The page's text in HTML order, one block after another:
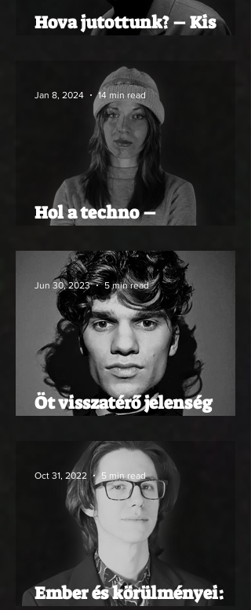
Hova jutottunk? – Kis
Hol a techno –
fősodor?
Jan 8, 2024 14 min read
Öt visszatérő jelenség
recepciójában
Jun 30, 2023 5 min read
Ember és körülményei:
Oct 31, 2022 5 min read